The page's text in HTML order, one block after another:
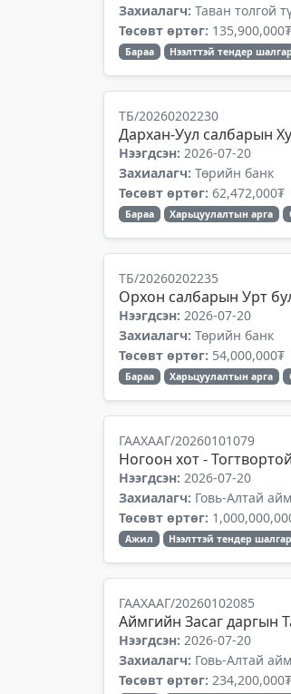
Захиалагч: Таван толгой
Төсөвт өртөг:
Бараа Нээлттэй тендер
ТБ/20260202230
Дархан-Уул салбарын
Нээгдсэн: 2026-07-20
Захиалагч: Төрийн банк
Төсөвт өртөг: 62,472,000₮
Бараа Харьцуулалтын арга
ТБ/20260202235
Орхон салбарын Урт
Нээгдсэн: 2026-07-20
Захиалагч: Төрийн банк
Төсөвт өртөг: 54,000,000₮
Бараа Харьцуулалтын арга
ГААХААГ/20260101079
Ногоон хот -
Нээгдсэн: 2026-07-20
Захиалагч: Говь-Алтай
Төсөвт өртөг:
Ажил Нээлттэй тендер
ГААХААГ/20260102085
Аймгийн Засаг даргын
Нээгдсэн: 2026-07-20
Захиалагч: Говь-Алтай
Төсөвт өртөг: